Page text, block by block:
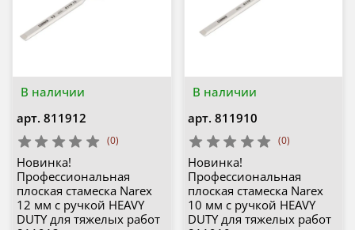
В наличии
арт. 811912
(0)
Новинка!
Профессиональная
плоская стамеска Narex
12 мм с ручкой HEAVY
DUTY для тяжелых работ
В наличии
арт. 811910
(0)
Новинка!
Профессиональная
плоская стамеска Narex
10 мм с ручкой HEAVY
DUTY для тяжелых работ